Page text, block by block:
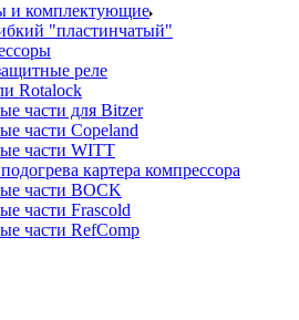
и комплектующие
"пластинчатый"
реле
Rotalock
части для Bitzer
части Copeland
части WITT
картера компрессора
части BOCK
части Frascold
части RefComp